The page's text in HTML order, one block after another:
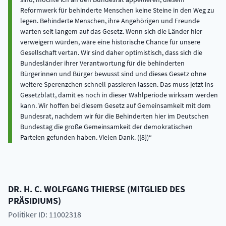
Reformwerk für behinderte Menschen keine Steine in den Weg zu
legen. Behinderte Menschen, ihre Angehörigen und Freunde
warten seit langem auf das Gesetz. Wenn sich die Länder hier
verweigern würden, wäre eine historische Chance für unsere
Gesellschaft vertan. Wir sind daher optimistisch, dass sich die
Bundesländer ihrer Verantwortung für die behinderten
Bürgerinnen und Bürger bewusst sind und dieses Gesetz ohne
weitere Sperenzchen schnell passieren lassen. Das muss jetzt ins
Gesetzblatt, damit es noch in dieser Wahlperiode wirksam werden
kann. Wir hoffen bei diesem Gesetz auf Gemeinsamkeit mit dem
Bundesrat, nachdem wir für die Behinderten hier im Deutschen
Bundestag die große Gemeinsamkeit der demokratischen
Parteien gefunden haben. Vielen Dank. ({8})
DR. H. C.WOLFGANGTHIERSE (MITGLIED DES
PRÄSIDIUMS)
Politiker ID: 11002318